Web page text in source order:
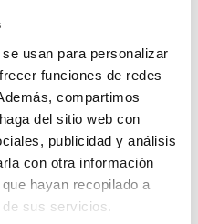
usan para personalizar
funciones de redes
compartimos
del sitio web con
publicidad y análisis
con otra información
hayan recopilado a
sus servicios.
littoral sauvage
les techniques
fermée.
des paysages les plus
méditerranéenne.
en apnée dans les